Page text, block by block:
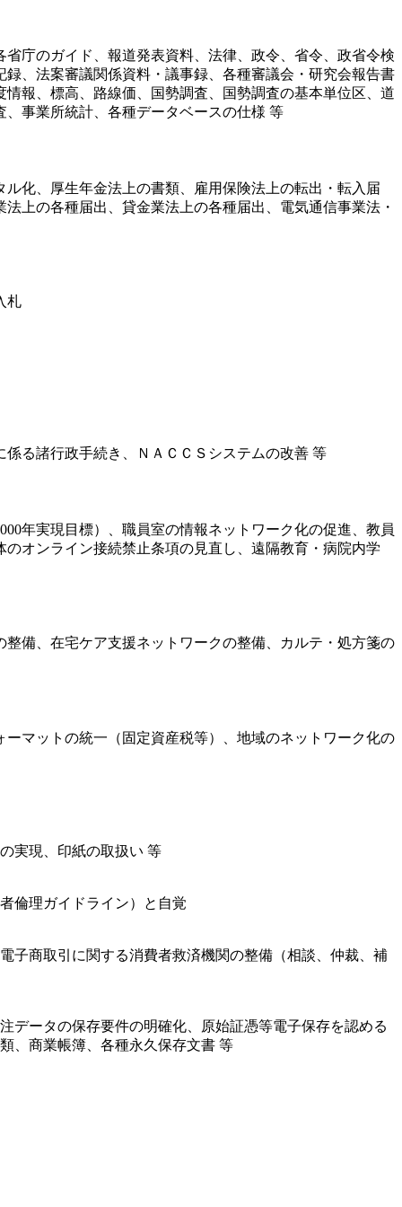
庁のガイド、報道発表資料、法律、政令、省令、政省令検
、法案審議関係資料・議事録、各種審議会・研究会報告書
報、標高、路線価、国勢調査、国勢調査の基本単位区、道
事業所統計、各種データベースの仕様 等
化、厚生年金法上の書類、雇用保険法上の転出・転入届
上の各種届出、貸金業法上の各種届出、電気通信事業法・
札
る諸行政手続き、ＮＡＣＣＳシステムの改善 等
年実現目標）、職員室の情報ネットワーク化の促進、教員
オンライン接続禁止条項の見直し、遠隔教育・病院内学
備、在宅ケア支援ネットワークの整備、カルテ・処方箋の
マットの統一（固定資産税等）、地域のネットワーク化の
実現、印紙の取扱い 等
倫理ガイドライン）と自覚
子商取引に関する消費者救済機関の整備（相談、仲裁、補
データの保存要件の明確化、原始証憑等電子保存を認める
、商業帳簿、各種永久保存文書 等